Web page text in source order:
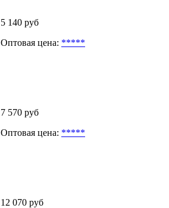
5 140 руб
Оптовая цена: *****
7 570 руб
Оптовая цена: *****
12 070 руб